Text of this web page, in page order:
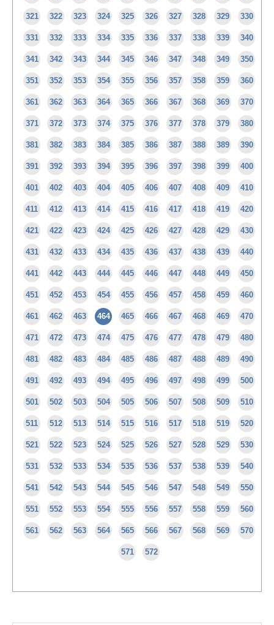
321 322 323 324 325 326 327 328 329 330
331 332 333 334 335 336 337 338 339 340
341 342 343 344 345 346 347 348 349 350
351 352 353 354 355 356 357 358 359 360
361 362 363 364 365 366 367 368 369 370
371 372 373 374 375 376 377 378 379 380
381 382 383 384 385 386 387 388 389 390
391 392 393 394 395 396 397 398 399 400
401 402 403 404 405 406 407 408 409 410
411 412 413 414 415 416 417 418 419 420
421 422 423 424 425 426 427 428 429 430
431 432 433 434 435 436 437 438 439 440
441 442 443 444 445 446 447 448 449 450
451 452 453 454 455 456 457 458 459 460
461 462 463 464 465 466 467 468 469 470
471 472 473 474 475 476 477 478 479 480
481 482 483 484 485 486 487 488 489 490
491 492 493 494 495 496 497 498 499 500
501 502 503 504 505 506 507 508 509 510
511 512 513 514 515 516 517 518 519 520
521 522 523 524 525 526 527 528 529 530
531 532 533 534 535 536 537 538 539 540
541 542 543 544 545 546 547 548 549 550
551 552 553 554 555 556 557 558 559 560
561 562 563 564 565 566 567 568 569 570
571 572